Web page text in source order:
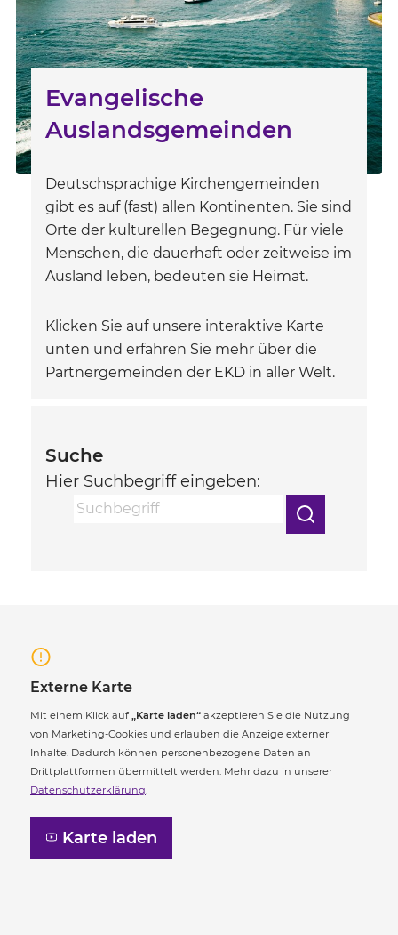
Evangelische
Auslandsgemeinden
Deutschsprachige Kirchengemeinden
gibt es auf (fast) allen Kontinenten. Sie sind
Orte der kulturellen Begegnung. Für viele
Menschen, die dauerhaft oder zeitweise im
Ausland leben, bedeuten sie Heimat.
Klicken Sie auf unsere interaktive Karte
unten und erfahren Sie mehr über die
Partnergemeinden der EKD in aller Welt.
Suche
Hier Suchbegriff eingeben:
Suchen
Externe Karte
Mit einem Klick auf „Karte laden“ akzeptieren Sie die Nutzung
von Marketing-Cookies und erlauben die Anzeige externer
Inhalte. Dadurch können personenbezogene Daten an
Drittplattformen übermittelt werden. Mehr dazu in unserer
Datenschutzerklärung.
Karte laden